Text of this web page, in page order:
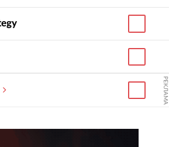
РЕКЛАМА